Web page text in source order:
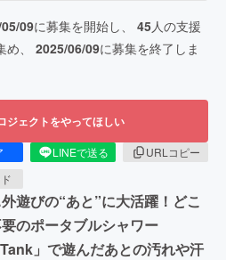
09に募集を開始し、 45人の支援
め、 2025/06/09に募集を終了しま
ジェクトをやってほしい
LINEで送る
URLコピー
遊びの“あと”に大活躍！どこ
のポータブルシャワー
」で遊んだあとの汚れや汗